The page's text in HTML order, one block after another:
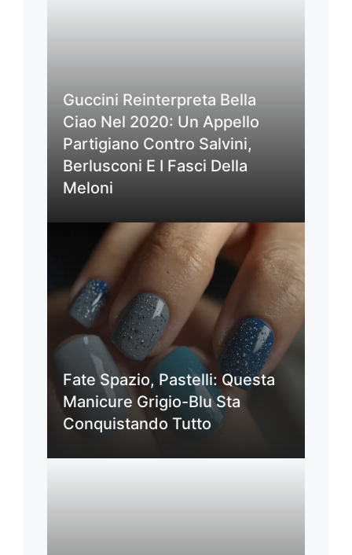
Guccini Reinterpreta Bella
Ciao Nel 2020: Un Appello
Partigiano Contro Salvini,
Berlusconi E I Fasci Della
Meloni
Fate Spazio, Pastelli: Questa
Manicure Grigio-Blu Sta
Conquistando Tutto